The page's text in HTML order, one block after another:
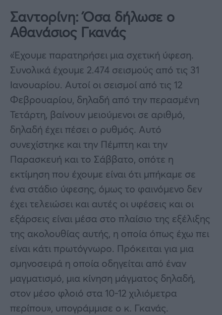
Σαντορίνη: Όσα δήλωσε ο
Αθανάσιος Γκανάς
«Έχουμε παρατηρήσει μια σχετική ύφεση.
Συνολικά έχουμε 2.474 σεισμούς από τις 31
Ιανουαρίου. Αυτοί οι σεισμοί από τις 12
Φεβρουαρίου, δηλαδή από την περασμένη
Τετάρτη, βαίνουν μειούμενοι σε αριθμό,
δηλαδή έχει πέσει ο ρυθμός. Αυτό
συνεχίστηκε και την Πέμπτη και την
Παρασκευή και το Σάββατο, οπότε η
εκτίμηση που έχουμε είναι ότι μπήκαμε σε
ένα στάδιο ύφεσης, όμως το φαινόμενο δεν
έχει τελειώσει και αυτές οι υφέσεις και οι
εξάρσεις είναι μέσα στο πλαίσιο της εξέλιξης
της ακολουθίας αυτής, η οποία όπως έχω πει
είναι κάτι πρωτόγνωρο. Πρόκειται για μια
σμηνοσειρά η οποία οδηγείται από έναν
μαγματισμό, μια κίνηση μάγματος δηλαδή,
στον μέσο φλοιό στα 10-12 χιλιόμετρα
περίπου», υπογράμμισε ο κ. Γκανάς.